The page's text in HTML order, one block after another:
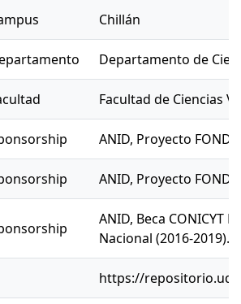
Chillán
Departamento de
Facultad de Ciencias
ANID, Proyecto
ANID, Proyecto
ANID, Beca CONICYT
Nacional (2016-2019).
https://